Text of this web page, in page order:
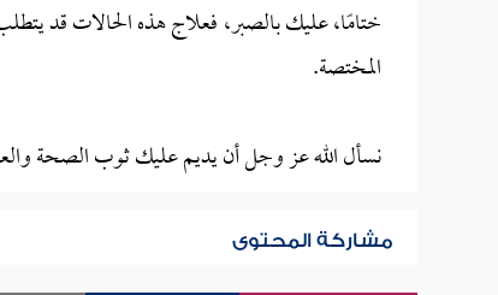
ختامًا، عليك بالصبر، فعلاج هذه الحالات قد
المختصة.
نسأل الله عز وجل أن يديم عليك ثوب الصحة
مشاركة المحتوى